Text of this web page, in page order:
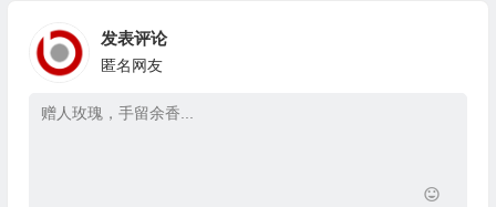
发表评论
匿名网友